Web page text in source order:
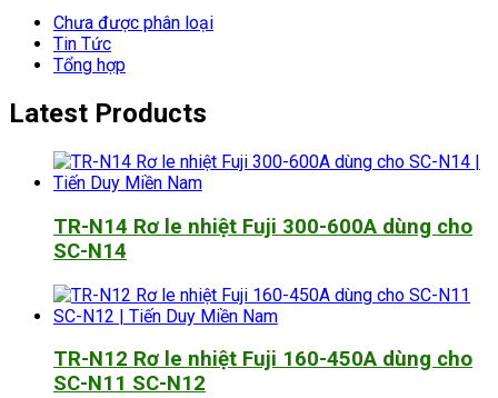
Chưa được phân loại
Tin Tức
Tổng hợp
Latest Products
TR-N14 Rơ le nhiệt Fuji 300-600A dùng cho
SC-N14
TR-N12 Rơ le nhiệt Fuji 160-450A dùng cho
SC-N11 SC-N12